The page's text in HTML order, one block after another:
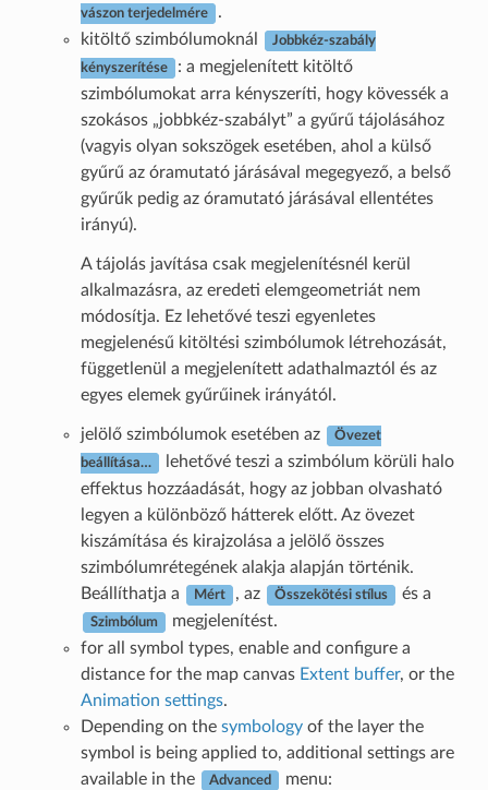
vászon terjedelmére
.
kitöltő szimbólumoknál
Jobbkéz-szabály
kényszerítése
: a megjelenített kitöltő
szimbólumokat arra kényszeríti, hogy kövessék a
szokásos „jobbkéz-szabályt” a gyűrű tájolásához
(vagyis olyan sokszögek esetében, ahol a külső
gyűrű az óramutató járásával megegyező, a belső
gyűrűk pedig az óramutató járásával ellentétes
irányú).
A tájolás javítása csak megjelenítésnél kerül
alkalmazásra, az eredeti elemgeometriát nem
módosítja. Ez lehetővé teszi egyenletes
megjelenésű kitöltési szimbólumok létrehozását,
függetlenül a megjelenített adathalmaztól és az
egyes elemek gyűrűinek irányától.
jelölő szimbólumok esetében az Övezet
beállítása…
lehetővé teszi a szimbólum körüli halo
effektus hozzáadását, hogy az jobban olvasható
legyen a különböző hátterek előtt. Az övezet
kiszámítása és kirajzolása a jelölő összes
szimbólumrétegének alakja alapján történik.
Beállíthatja a
Mért , az Összekötési stílus és a
Szimbólum
megjelenítést.
for all symbol types, enable and configure a
distance for the map canvas Extent buffer, or the
Animation settings.
Depending on the symbologyof the layer the
symbol is being applied to, additional settings are
available in the
Advanced
menu: